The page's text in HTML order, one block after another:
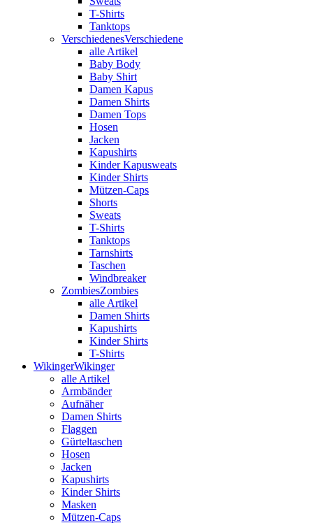
T-Shirts
Tanktops
VerschiedenesVerschiedene
alle Artikel
Baby Body
Baby Shirt
Damen Kapus
Damen Shirts
Damen Tops
Hosen
Jacken
Kapushirts
Kinder Kapusweats
Kinder Shirts
Mützen-Caps
Shorts
Sweats
T-Shirts
Tanktops
Tarnshirts
Taschen
Windbreaker
ZombiesZombies
alle Artikel
Damen Shirts
Kapushirts
Kinder Shirts
T-Shirts
WikingerWikinger
alle Artikel
Armbänder
Aufnäher
Damen Shirts
Flaggen
Gürteltaschen
Hosen
Jacken
Kapushirts
Kinder Shirts
Masken
Mützen-Caps